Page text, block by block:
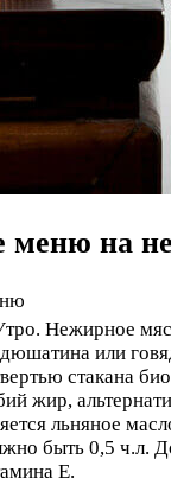
меню на
Нежирное
или
стакана
жир,
льняное
быть 0,5 ч.л.
Е.